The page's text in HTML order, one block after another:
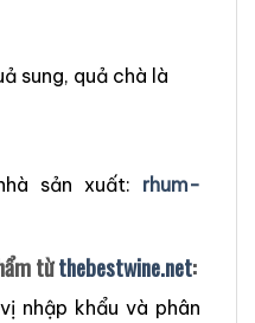
sung, quả chà là
sản xuất: rhum-
từthebestwine.net:
nhập khẩu và phân